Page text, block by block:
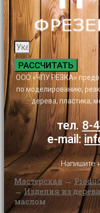
РАССЧИТАТЬ
ООО «ЧПУ РЕЗКА»
по моделированию,
дерева, пластика,
тел.8-
e-mail:
Напишите
Мастерская→
→Изделия из дерева
маслом